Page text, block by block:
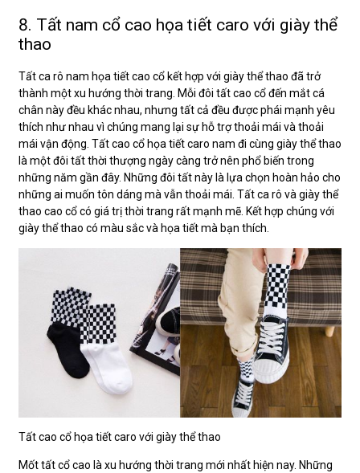
8. Tất nam cổ cao họa tiết caro với giày thể
thao
Tất ca rô nam họa tiết cao cổ kết hợp với giày thể thao đã trở
thành một xu hướng thời trang. Mỗi đôi tất cao cổ đến mắt cá
chân này đều khác nhau, nhưng tất cả đều được phái mạnh yêu
thích như nhau vì chúng mang lại sự hỗ trợ thoải mái và thoải
mái vận động. Tất cao cổ họa tiết caro nam đi cùng giày thể thao
là một đôi tất thời thượng ngày càng trở nên phổ biến trong
những năm gần đây. Những đôi tất này là lựa chọn hoàn hảo cho
những ai muốn tôn dáng mà vẫn thoải mái. Tất ca rô và giày thể
thao cao cổ có giá trị thời trang rất mạnh mẽ. Kết hợp chúng với
giày thể thao có màu sắc và họa tiết mà bạn thích.
Tất cao cổ họa tiết caro với giày thể thao
Mốt tất cổ cao là xu hướng thời trang mới nhất hiện nay. Những